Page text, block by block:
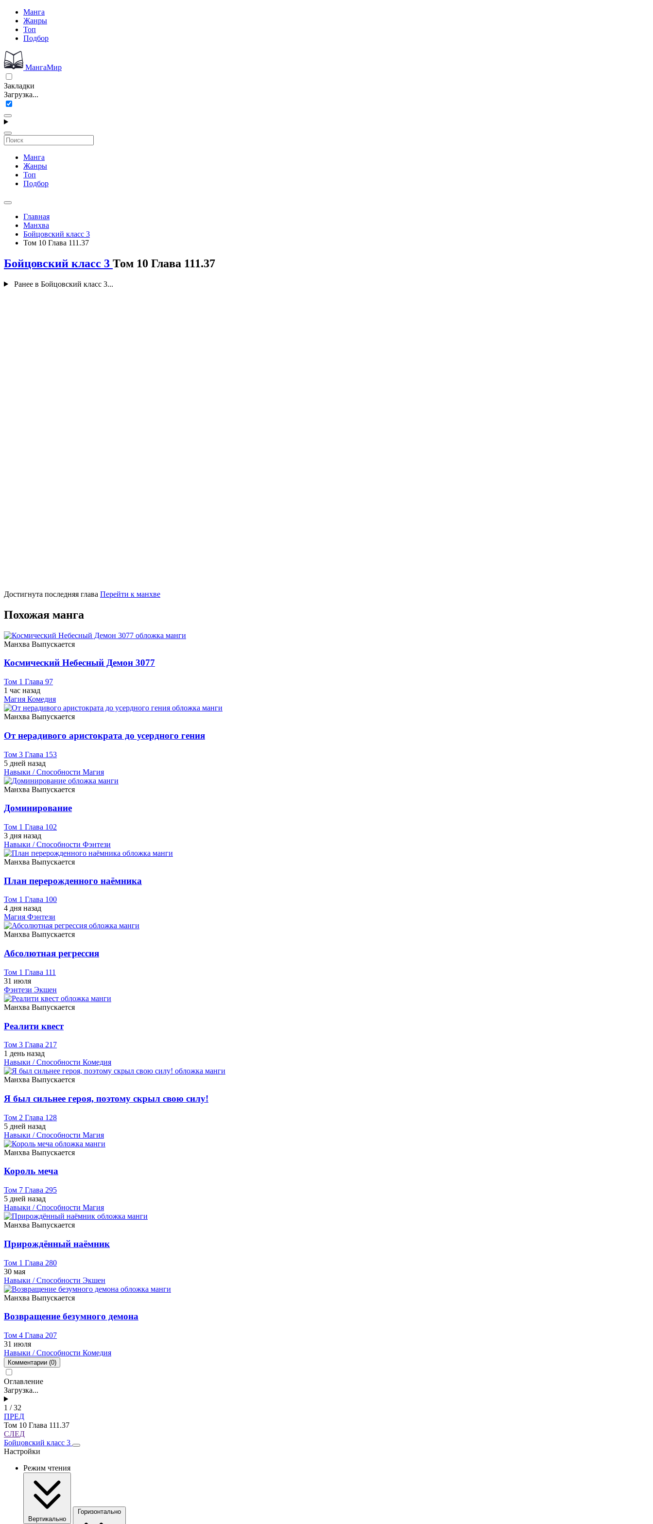
Манга
Жанры
Топ
Подбор
МангаМир
Закладки
Загрузка...
Манга
Жанры
Топ
Подбор
Главная
Манхва
Бойцовский класс 3
Том 10 Глава 111.37
Бойцовский класс 3 Том 10 Глава 111.37
Ранее в Бойцовский класс 3...
Достигнута последняя глава Перейти к манхве
Похожая манга
Манхва Выпускается
Космический Небесный Демон 3077
Том 1 Глава 97
1 час назад
Магия Комедия
Манхва Выпускается
От нерадивого аристократа до усердного гения
Том 3 Глава 153
5 дней назад
Навыки / Способности Магия
Манхва Выпускается
Доминирование
Том 1 Глава 102
3 дня назад
Навыки / Способности Фэнтези
Манхва Выпускается
План перерожденного наёмника
Том 1 Глава 100
4 дня назад
Магия Фэнтези
Манхва Выпускается
Абсолютная регрессия
Том 1 Глава 111
31 июля
Фэнтези Экшен
Манхва Выпускается
Реалити квест
Том 3 Глава 217
1 день назад
Навыки / Способности Комедия
Манхва Выпускается
Я был сильнее героя, поэтому скрыл свою силу!
Том 2 Глава 128
5 дней назад
Навыки / Способности Магия
Манхва Выпускается
Король меча
Том 7 Глава 295
5 дней назад
Навыки / Способности Магия
Манхва Выпускается
Прирождённый наёмник
Том 1 Глава 280
30 мая
Навыки / Способности Экшен
Манхва Выпускается
Возвращение безумного демона
Том 4 Глава 207
31 июля
Навыки / Способности Комедия
Комментарии (0)
Оглавление
Загрузка...
1 / 32
ПРЕД
Том 10 Глава 111.37
СЛЕД
Бойцовский класс 3
Настройки
Режим чтения
Вертикально
Горизонтально